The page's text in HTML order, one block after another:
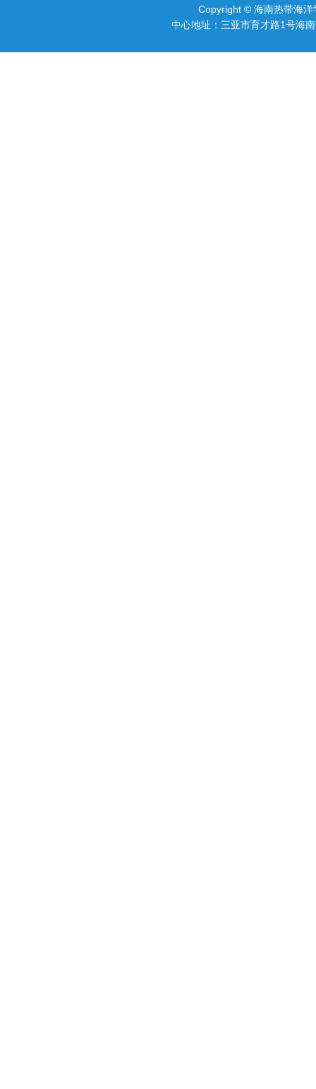
Copyright © 海南热带海
中心地址：三亚市育才路1号海